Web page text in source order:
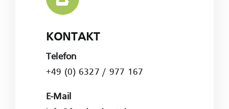
KONTAKT
Telefon
+49 (0) 6327 / 977 167
E-Mail